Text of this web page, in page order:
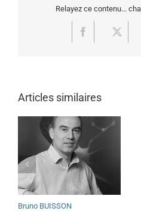
Relayez ce contenu...
Facebook
Articles similaires
Bruno BUISSON